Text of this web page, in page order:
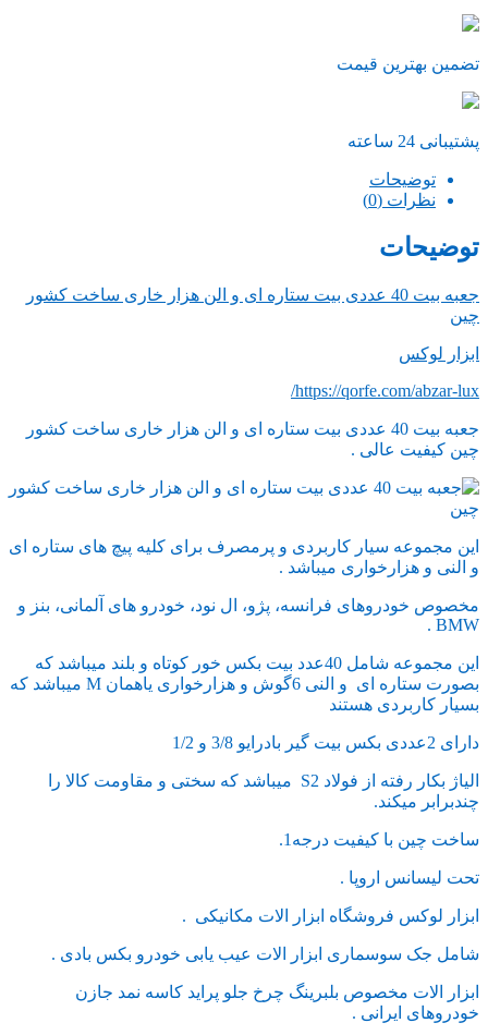
تضمین بهترین قیمت
پشتیبانی 24 ساعته
توضیحات
نظرات (0)
توضیحات
جعبه بیت 40 عددی بیت ستاره ای و الن هزار خاری ساخت کشور
چین
ابزار لوکس
https://qorfe.com/abzar-lux/
جعبه بیت 40 عددی بیت ستاره ای و الن هزار خاری ساخت کشور
چین کیفیت عالی .
این مجموعه سیار کاربردی و پرمصرف برای کلیه پیچ های ستاره ای
و النی و هزارخواری میباشد .
مخصوص خودروهای فرانسه، پژو، ال نود، خودرو های آلمانی، بنز و
BMW .
این مجموعه شامل 40عدد بیت بکس خور کوتاه و بلند میباشد که
بصورت ستاره ای و النی 6گوش و هزارخواری یاهمان M میباشد که
بسیار کاربردی هستند
دارای 2عددی بکس بیت گیر بادرایو 3/8 و 1/2
الیاژ بکار رفته از فولاد S2 میباشد که سختی و مقاومت کالا را
چندبرابر میکند.
ساخت چین با کیفیت درجه1.
تحت لیسانس اروپا .
ابزار لوکس فروشگاه ابزار الات مکانیکی .
شامل جک سوسماری ابزار الات عیب یابی خودرو بکس بادی .
ابزار الات مخصوص بلبرینگ چرخ جلو پراید کاسه نمد جازن
خودروهای ایرانی .